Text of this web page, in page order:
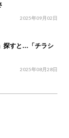
2025年09月02日
探すと…「チラシ
2025年08月28日